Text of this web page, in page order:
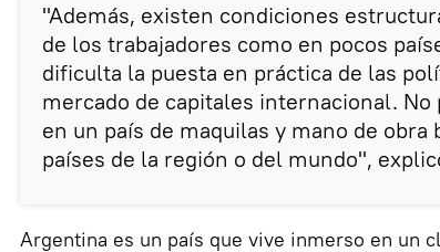
"Además, existen condiciones
de los trabajadores como en pocos
dificulta la puesta en práctica de las
mercado de capitales internacional.
en un país de maquilas y mano de obra
países de la región o del mundo",
Argentina es un país que vive inmerso en un